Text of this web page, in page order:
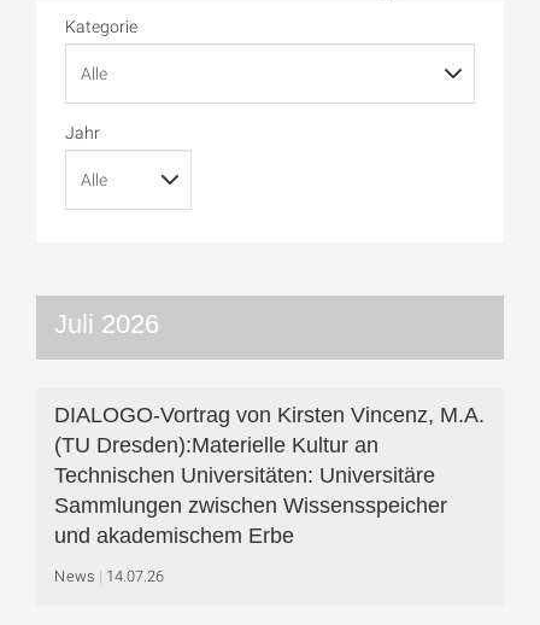
Kategorie
Jahr
Juli 2026
DIALOGO-Vortrag von Kirsten Vincenz, M.A.
(TU Dresden):Materielle Kultur an
Technischen Universitäten: Universitäre
Sammlungen zwischen Wissensspeicher
und akademischem Erbe
News 14.07.26